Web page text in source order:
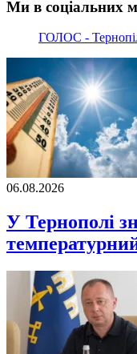
Ми в соціальних
ГОЛОС -
06.08.2026
У Тернополі